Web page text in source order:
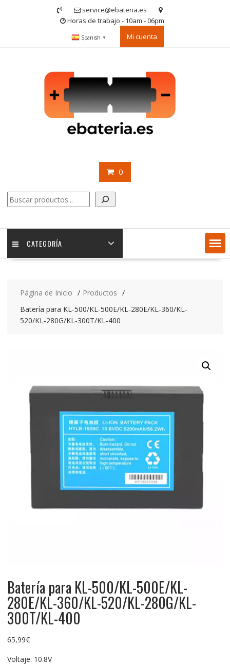
service@ebateria.es
Horas de trabajo - 10am - 06pm
Spanish ▼ Mi cuenta
0
Buscar
CATEGORÍA
Página de Inicio
Productos
Batería para KL-500/KL-500E/KL-280E/KL-360/KL-
520/KL-280G/KL-300T/KL-400
Batería para KL-500/KL-500E/KL-
280E/KL-360/KL-520/KL-280G/KL-
300T/KL-400
65,99€
Voltaje: 10.8V